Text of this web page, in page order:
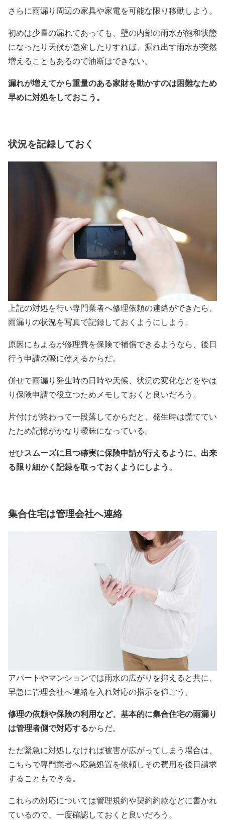
さらに雨漏り周辺の家具や家電を可能な限り移動しよう。
初めは少量の漏れであっても、壁の内部の雨水が飽和状態
になったり天候が急変したりすれば、漏れ出す雨水が突然
増えることもあるので油断はできない。
漏れが増えてから重量のある家財を動かすのは困難なため
早めに対処をしておこう。
状況を記録しておく
上記の対処を行い専門業者へ修理依頼の連絡ができたら、
雨漏りの状況を写真で記録しておくようにしよう。
原因にもよるが修理費を保険で補償できるようなら、後日
行う申請の際に使えるからだ。
併せて雨漏り発生時の日時や天候、状況の変化などをやは
り保険申請で役立つためメモしておくと良いだろう。
片付けが終わって一段落してからだと、発生時は慌ててい
たため記憶がかなり曖昧になっている。
ぜひスムーズに且つ確実に保険申請が行えるように、出来
る限り細かく記録を取っておくようにしよう。
集合住宅は管理会社へ連絡
アパートやマンションでは雨水の広がりを抑えると共に、
早急に管理会社へ連絡を入れ対応の指示を仰ごう。
修理の依頼や保険の利用など、基本的に集合住宅の雨漏り
は管理者側で対応するからだ。
ただ緊急に対処しなければ被害が広がってしまう場合は、
こちらで専門業者へ応急処置を依頼しその費用を後日請求
することもできる。
これらの対応については管理規約や契約約款などに書かれ
ているので、一度確認しておくと良いだろう。